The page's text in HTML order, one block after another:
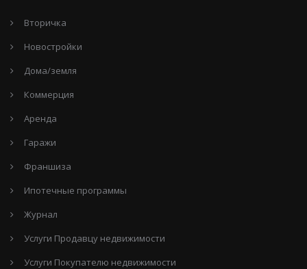
Вторичка
Новостройки
Дома/земля
Коммерция
Аренда
Гаражи
Франшиза
Ипотечные программы
Журнал
Услуги Продавцу недвижимости
Услуги Покупателю недвижимости